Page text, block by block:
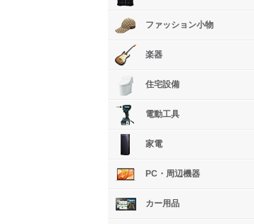
ファッション小物
楽器
住宅設備
電動工具
家電
PC・周辺機器
カー用品